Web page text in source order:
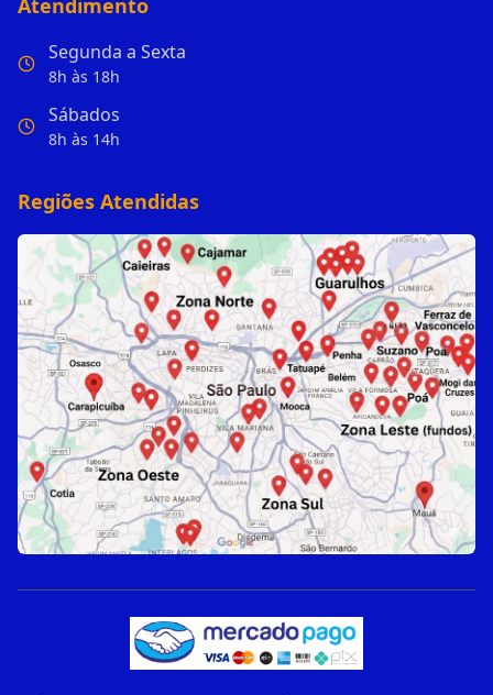
Atendimento
Segunda a Sexta
8h às 18h
Sábados
8h às 14h
Regiões Atendidas